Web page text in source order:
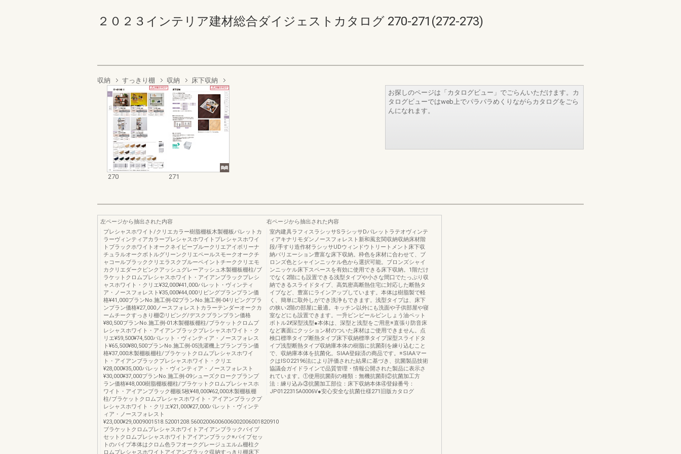
２０２３インテリア建材総合ダイジェストカタログ 270-271(272-273)
収納 すっきり棚 収納 床下収納
270 271
お探しのページは「カタログビュー」でごらんいただけます。カ
タログビューではweb上でパラパラめくりながらカタログをごら
んになれます。
左ページから抽出された内容
プレシャスホワイト/クリエカラー樹脂棚板木製棚板パレットカ
ラーヴィンティアカラープレシャスホワイトプレシャスホワイ
トブラックホワイトオークネイビーブルークリエアイボリーナ
チュラルオークボトルグリーンクリエペールスモークオークチ
ャコールブラッククリエラスクブルーペイントチーククリエモ
カクリエダークピンクアッシュグレーアッシュ木製棚板棚柱/ブ
ラケットクロムプレシャスホワイト・アイアンブラックプレシ
ャスホワイト・クリエ¥32,000¥41,000パレット・ヴィンティ
ア・ノースフォレスト¥35,000¥44,000リビングプランプラン価
格¥41,000プランNo.施工例-02プランNo.施工例-04リビングプラ
ンプラン価格¥27,000ノースフォレストカラーテンダーオークカ
ームチークすっきり棚②リビング/デスクプランプラン価格
¥80,500プランNo.施工例-01木製棚板棚柱/ブラケットクロムプ
レシャスホワイト・アイアンブラックプレシャスホワイト・ク
リエ¥59,500¥74,500パレット・ヴィンティア・ノースフォレス
ト¥65,500¥80,500プランNo.施工例-05洗濯機上プランプラン価
格¥37,000木製棚板棚柱/ブラケットクロムプレシャスホワイ
ト・アイアンブラックプレシャスホワイト・クリエ
¥28,000¥35,000パレット・ヴィンティア・ノースフォレスト
¥30,000¥37,000プランNo.施工例-09シューズクロークプランプ
ラン価格¥48,000樹脂棚板棚柱/ブラケットクロムプレシャスホ
ワイト・アイアンブラック棚板5枚¥48,000¥62,000木製棚板棚
柱/ブラケットクロムプレシャスホワイト・アイアンブラックプ
レシャスホワイト・クリエ¥21,000¥27,000パレット・ヴィンテ
ィア・ノースフォレスト
¥23,000¥29,0009001518.52001208.56002006006006002006001820910
ブラケットクロムプレシャスホワイトアイアンブラックパイプ
セットクロムプレシャスホワイトアイアンブラック※パイプセッ
トのパイプ本体はクロム色ラフオークグレージュエルム棚柱ク
ロムプレシャスホワイトアイアンブラック収納すっきり棚床下
右ページから抽出された内容
室内建具ラフィスラシッサSラシッサDパレットラテオヴィンテ
ィアキナリモダンノースフォレスト新和風玄関収納収納床材階
段/手すり造作材ラシッサUDウィンドウトリートメント床下収
納バリエーション豊富な床下収納。枠色を床材に合わせて、ブ
ロンズ色とシャインニッケル色から選択可能。ブロンズシャイ
ンニッケル床下スペースを有効に使用できる床下収納。1階だけ
でなく2階にも設置できる浅型タイプや小さな間口でたっぷり収
納できるスライドタイプ、高気密高断熱住宅に対応した断熱タ
イプなど、豊富にラインアップしています。本体は樹脂製で軽
く、簡単に取外しができ洗浄もできます。浅型タイプは、床下
の狭い2階の部屋に最適。キッチン以外にも洗面や子供部屋や寝
室などにも設置できます。一升ビンビールビンしょう油ペット
ボトル2ℓ深型浅型●本体は、深型と浅型をご用意※直張り防音床
など裏面にクッション材のついた床材はご使用できません。点
検口標準タイプ断熱タイプ床下収納標準タイプ深型スライドタ
イプ浅型断熱タイプ収納庫本体の樹脂に抗菌剤を練り込むこと
で、収納庫本体を抗菌化。SIAA登録済の商品です。※SIAAマー
クはISO22196法により評価された結果に基づき、抗菌製品技術
協議会ガイドラインで品質管理・情報公開された製品に表示さ
れています。①使用抗菌剤の種類：無機抗菌剤②抗菌加工方
法：練り込み③抗菌加工部位：床下収納本体④登録番号：
JP0122315A0006V●安心安全な抗菌仕様271旧版カタログ